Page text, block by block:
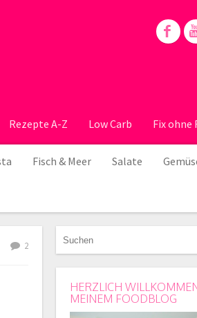
Rezepte A-Z Low Carb Fix ohne
Fisch & Meer Salate
2
HERZLICH
MEINEM FOODBLOG